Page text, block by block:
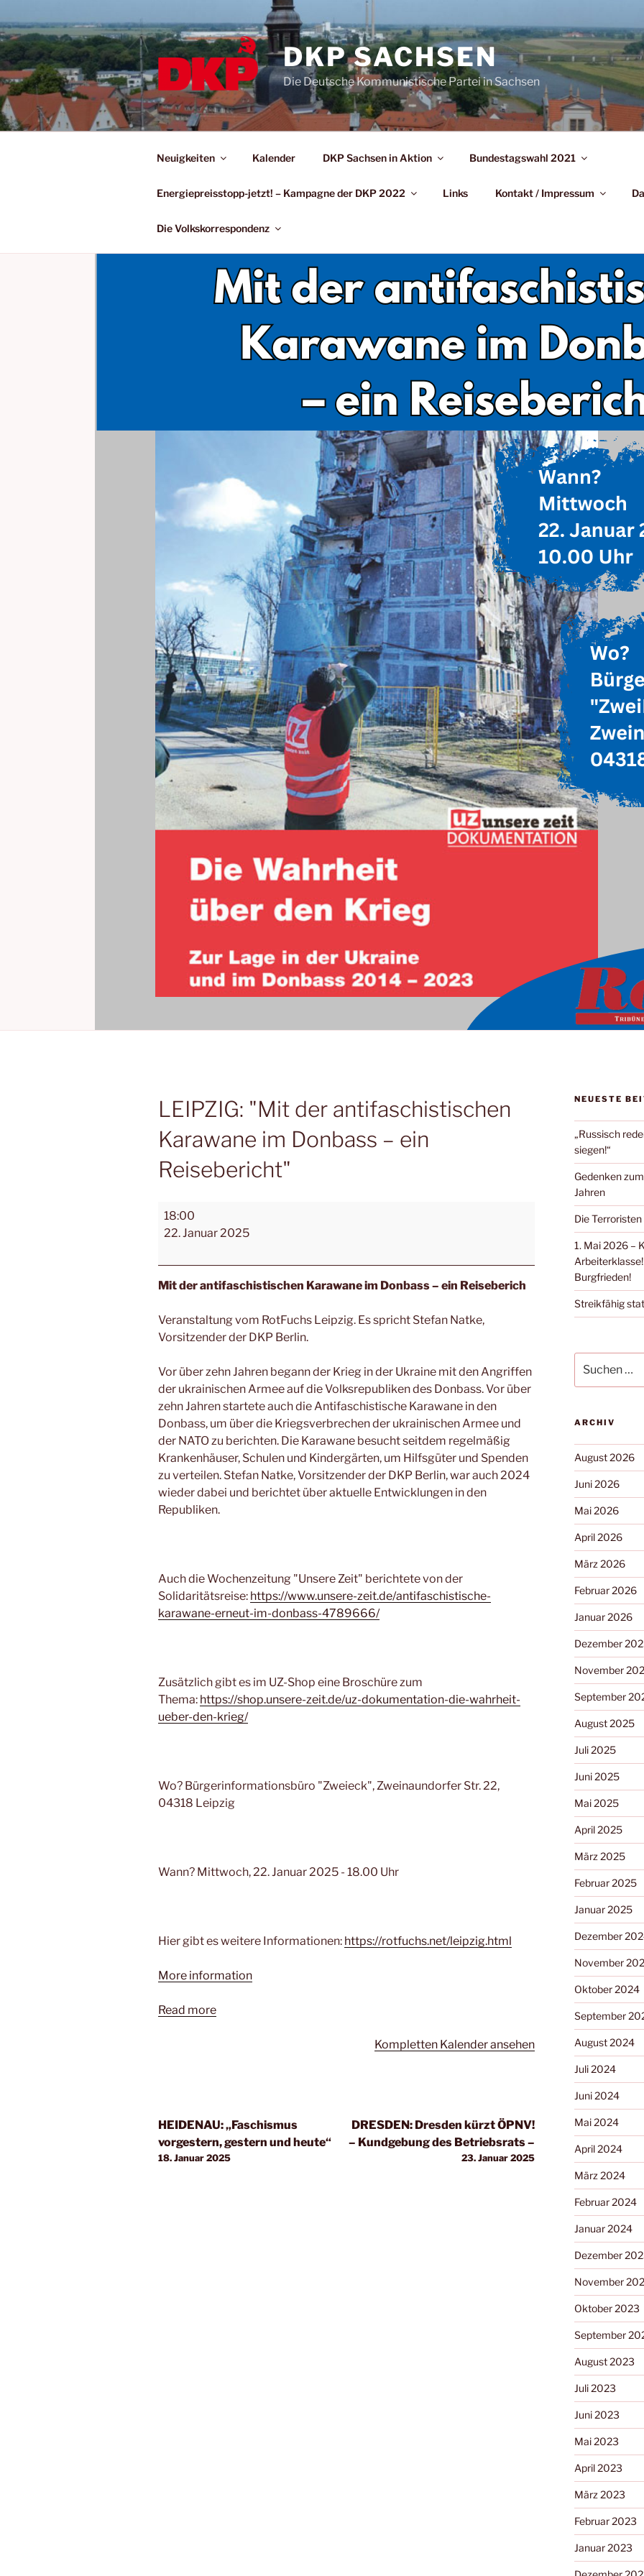
DKP SACHSEN
Die Deutsche Kommunistische Partei in Sachsen
Neuigkeiten Kalender DKP Sachsen in Aktion Bundestagswahl 2021
Energiepreisstopp-jetzt! – Kampagne der DKP 2022 Links Kontakt / Impressum
Die Volkskorrespondenz
LEIPZIG: "Mit der antifaschistischen
Karawane im Donbass – ein
Reisebericht"
18:00
22. Januar 2025
Mit der antifaschistischen Karawane im Donbass – ein Reiseberich
Veranstaltung vom RotFuchs Leipzig. Es spricht Stefan Natke,
Vorsitzender der DKP Berlin.
Vor über zehn Jahren begann der Krieg in der Ukraine mit den Angriffen
der ukrainischen Armee auf die Volksrepubliken des Donbass. Vor über
zehn Jahren startete auch die Antifaschistische Karawane in den
Donbass, um über die Kriegsverbrechen der ukrainischen Armee und
der NATO zu berichten. Die Karawane besucht seitdem regelmäßig
Krankenhäuser, Schulen und Kindergärten, um Hilfsgüter und Spenden
zu verteilen. Stefan Natke, Vorsitzender der DKP Berlin, war auch 2024
wieder dabei und berichtet über aktuelle Entwicklungen in den
Republiken.
Auch die Wochenzeitung "Unsere Zeit" berichtete von der
Solidaritätsreise: https://www.unsere-zeit.de/antifaschistische-
karawane-erneut-im-donbass-4789666/
Zusätzlich gibt es im UZ-Shop eine Broschüre zum
Thema: https://shop.unsere-zeit.de/uz-dokumentation-die-wahrheit-
ueber-den-krieg/
Wo? Bürgerinformationsbüro "Zweieck", Zweinaundorfer Str. 22,
04318 Leipzig
Wann? Mittwoch, 22. Januar 2025 - 18.00 Uhr
Hier gibt es weitere Informationen: https://rotfuchs.net/leipzig.html
More information
Read more
Kompletten Kalender ansehen
HEIDENAU: „Faschismus
vorgestern, gestern und heute“
18. Januar 2025
DRESDEN: Dresden kürzt ÖPNV!
– Kundgebung des Betriebsrats –
23. Januar 2025
NEUESTE
„Russisch
siegen!“
Gedenken
Jahren
Die
1. Mai 2026 –
Burgfrieden!
Streikfähig
ARCHIV
August 2026
Juni 2026
Mai 2026
April 2026
März 2026
Februar 2026
Januar 2026
Dezember
November
September
August 2025
Juli 2025
Juni 2025
Mai 2025
April 2025
März 2025
Februar 2025
Januar 2025
Dezember
November
Oktober 2024
September
August 2024
Juli 2024
Juni 2024
Mai 2024
April 2024
März 2024
Februar 2024
Januar 2024
Dezember
November
Oktober 2023
September
August 2023
Juli 2023
Juni 2023
Mai 2023
April 2023
März 2023
Februar 2023
Januar 2023